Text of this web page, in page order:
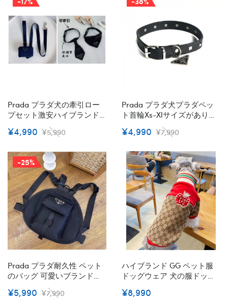
ンドペット用服激安ハイブ
ランド犬の服かわいい
Prada プラダ犬の牽引ロー
プセット激安ハイブランド
ペット散歩用グッズブラン
ドペット首輪ハーネスセッ
ファッション
¥4,990 ¥5,990
Prada プラダ犬プラダペッ
ト首輪xs-Xlサイズがあり激
安ハイブランド革性高品質
犬の首輪 犬グッズパロディ
ッション
¥4,990 ¥7,990
-25%
Prada プラダ耐久性 ペット
のバッグ 可愛いブランドプ
ラダリードハーネスパロデ
ィ小型ペット用服リードハ
¥5,990 ¥7,990
ハイブランド GG ペット服
ドッグウェア 犬の服ドッグ
ディブランドペット用服激
¥8,990